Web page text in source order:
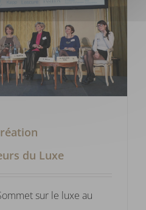
du Luxe
sur le luxe au